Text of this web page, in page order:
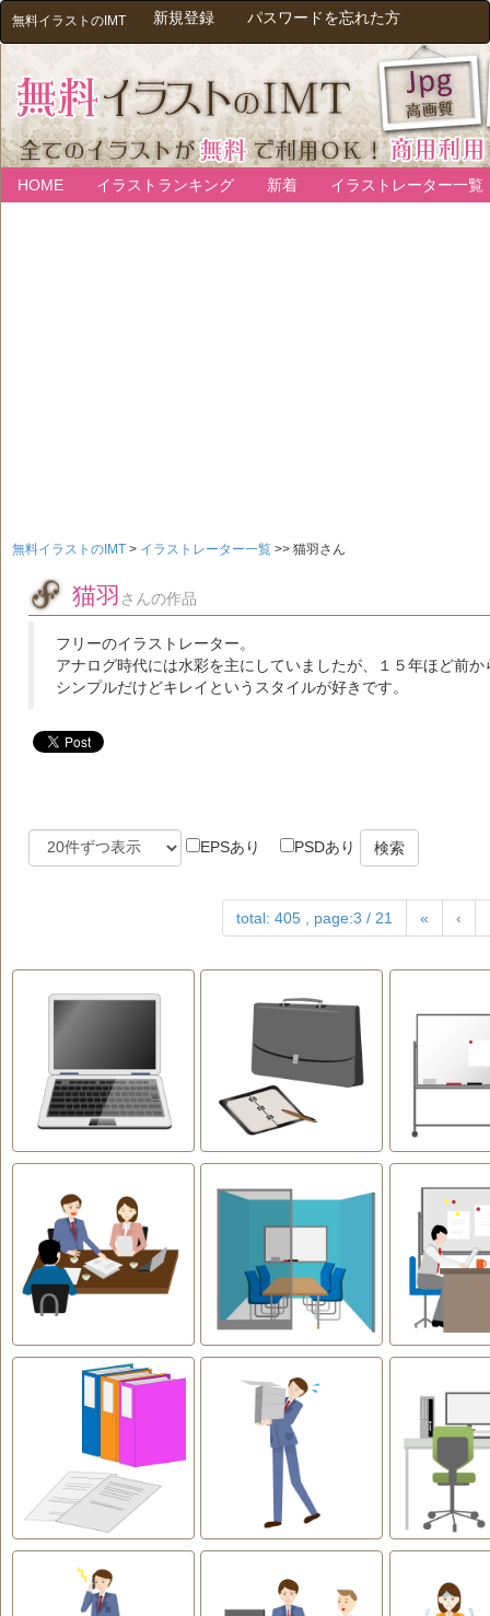
無料イラストのIMT 新規登録 パスワードを忘れた方
HOME イラストランキング 新着 イラストレーター一覧
無料イラストのIMT > イラストレーター一覧 >> 猫羽さん
猫羽 さんの作品
フリーのイラストレーター。
アナログ時代には水彩を主にしていましたが、１５年ほど前
シンプルだけどキレイというスタイルが好きです。
EPSあり PSDあり 検索
total: 405 , page:3 / 21 « ‹